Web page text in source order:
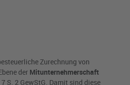
Zurechnung von
der Mitunternehmerschaft
S. 2 GewStG. Damit sind diese